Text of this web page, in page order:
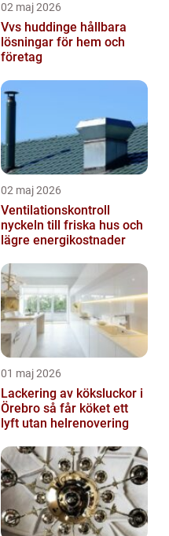
02 maj 2026
Vvs huddinge hållbara
lösningar för hem och
företag
02 maj 2026
Ventilationskontroll
nyckeln till friska hus och
lägre energikostnader
01 maj 2026
Lackering av köksluckor i
Örebro så får köket ett
lyft utan helrenovering